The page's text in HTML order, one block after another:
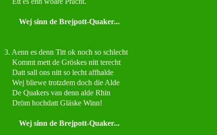
Wej sinn de Brejpott-Quaker...
3. Aenn es denn Titt ok noch so schlecht
Kommt mett de Gröskes nitt terecht
Datt sall ons nitt so lecht affhalde
Wej bliewe trotzdem doch die Alde
De Quakers van denn alde Rhin
Dröm hochdatt Gläske Winn!
Wej sinn de Brejpott-Quaker...